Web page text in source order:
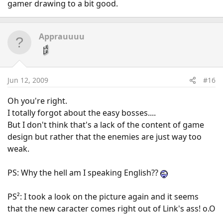
gamer drawing to a bit good.
Apprauuuu
Jun 12, 2009 #16
Oh you're right.
I totally forgot about the easy bosses....
But I don't think that's a lack of the content of game
design but rather that the enemies are just way too
weak.
PS: Why the hell am I speaking English??
PS²: I took a look on the picture again and it seems
that the new caracter comes right out of Link's ass! o.O